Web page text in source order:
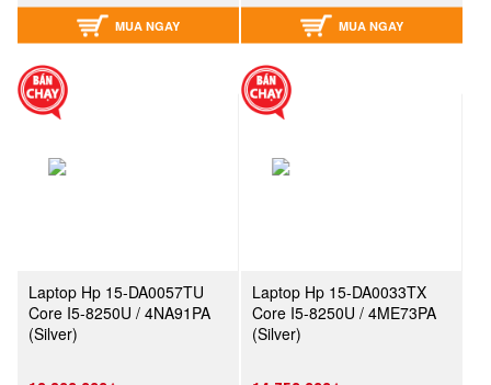
MUA NGAY MUA NGAY
Laptop Hp 15-DA0057TU
Core I5-8250U / 4NA91PA
(Silver)
Laptop Hp 15-DA0033TX
Core I5-8250U / 4ME73PA
(Silver)